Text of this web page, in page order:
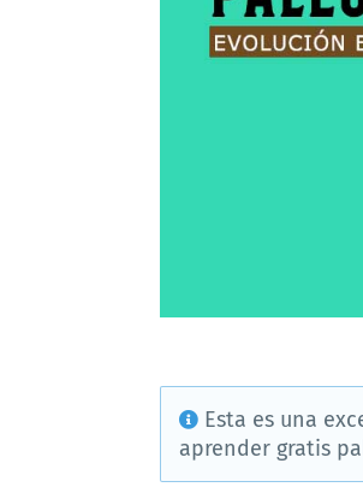
Esta es una
aprender gratis